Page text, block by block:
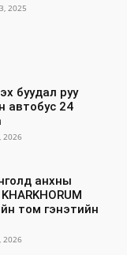
2025
буудал руу
автобус 24
2026
анхны
том гэнэтийн
2026